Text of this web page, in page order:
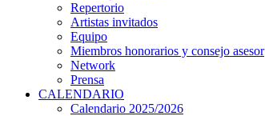
Repertorio
Artistas invitados
Equipo
Miembros honorarios y consejo asesor
Network
Prensa
CALENDARIO
Calendario 2025/2026